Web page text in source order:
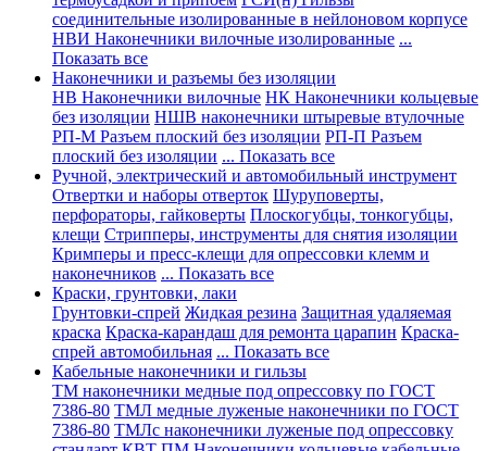
соединительные изолированные в нейлоновом корпусе
НВИ Наконечники вилочные изолированные ...
Показать все
Наконечники и разъемы без изоляции
НВ Наконечники вилочные НК Наконечники кольцевые
без изоляции НШВ наконечники штыревые втулочные
РП-М Разъем плоский без изоляции РП-П Разъем
плоский без изоляции ... Показать все
Ручной, электрический и автомобильный инструмент
Отвертки и наборы отверток Шуруповерты,
перфораторы, гайковерты Плоскогубцы, тонкогубцы,
клещи Стрипперы, инструменты для снятия изоляции
Кримперы и пресс-клещи для опрессовки клемм и
наконечников ... Показать все
Краски, грунтовки, лаки
Грунтовки-спрей Жидкая резина Защитная удаляемая
краска Краска-карандаш для ремонта царапин Краска-
спрей автомобильная ... Показать все
Кабельные наконечники и гильзы
ТМ наконечники медные под опрессовку по ГОСТ
7386-80 ТМЛ медные луженые наконечники по ГОСТ
7386-80 ТМЛс наконечники луженые под опрессовку